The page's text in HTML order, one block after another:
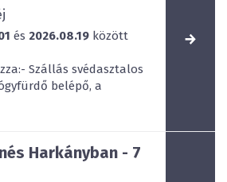
és 2026.08.19 között
Szállás svédasztalos
belépő, a
Harkányban - 7